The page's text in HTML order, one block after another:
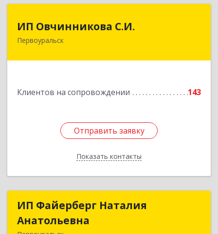
ИП Овчинникова С.И.
Первоуральск
Клиентов на сопровождении 143
Отправить заявку
Показать контакты
623119, Свердловская обл, Первоуральск г,
Отправить заявку
Назад
ИП Файерберг Наталия
Анатольевна
ИП Файерберг Наталия